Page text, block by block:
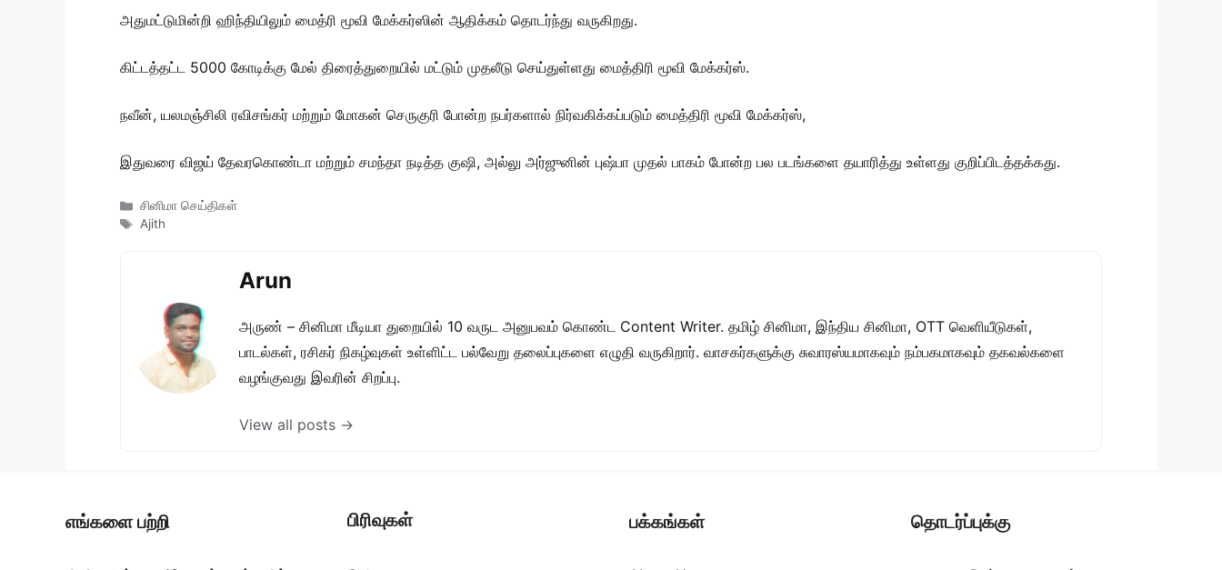
அதுமட்டுமின்றி ஹிந்தியிலும் மைத்ரி மூவி மேக்கர்ஸின் ஆதிக்கம் தொடர்ந்து வருகிறது.
கிட்டத்தட்ட 5000 கோடிக்கு மேல் திரைத்துறையில் மட்டும் முதலீடு செய்துள்ளது மைத்திரி மூவி மேக்கர்ஸ்.
நவீன், யலமஞ்சிலி ரவிசங்கர் மற்றும் மோகன் செருகுரி போன்ற நபர்களால் நிர்வகிக்கப்படும் மைத்திரி மூவி மேக்கர்ஸ்,
இதுவரை விஜய் தேவரகொண்டா மற்றும் சமந்தா நடித்த குஷி, அல்லு அர்ஜுனின் புஷ்பா முதல் பாகம் போன்ற பல படங்களை தயாரித்து உள்ளது குறிப்பிடத்தக்கது.
Categories
சினிமா செய்திகள்
Tags
Ajith
Arun
அருண் – சினிமா மீடியா துறையில் 10 வருட அனுபவம் கொண்ட Content Writer. தமிழ் சினிமா, இந்திய சினிமா, OTT வெளியீடுகள்,
பாடல்கள், ரசிகர் நிகழ்வுகள் உள்ளிட்ட பல்வேறு தலைப்புகளை எழுதி வருகிறார். வாசகர்களுக்கு சுவாரஸ்யமாகவும் நம்பகமாகவும் தகவல்களை
வழங்குவது இவரின் சிறப்பு.
View all posts →
எங்களை பற்றி பிரிவுகள் பக்கங்கள் தொடர்ப்புக்கு